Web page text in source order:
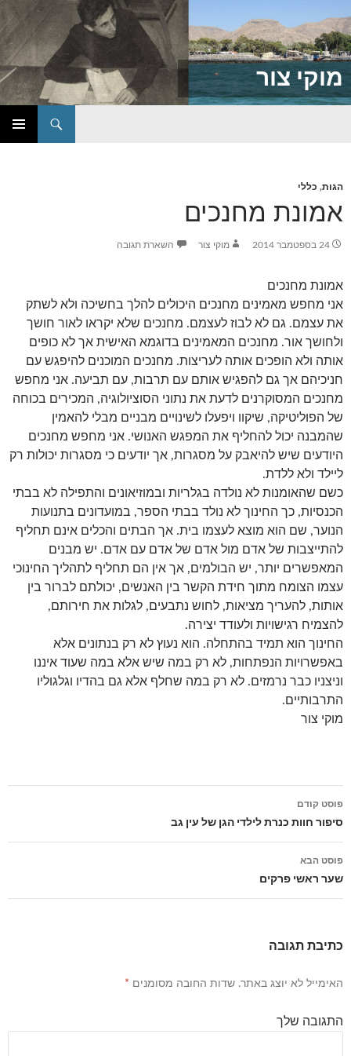
מוקי צור
הגות, כללי
אמונת מחנכים
24 בספטמבר 2014 מוקי צור השארת תגובה
אמונת מחנכים
אני מחפש מאמינים מחנכים היכולים להלך בחשיכה ולא לשתק
את עצמם. גם לא לבוז לעצמם. מחנכים שלא יקראו לאור חושך
ולחושך אור. מחנכים המאמינים בדוגמא האישית אך לא כופים
אותה ולא הופכים אותה לעריצות. מחנכים המוכנים להיפגש עם
חניכיהם אך גם להפגיש אותם עם תרבות, עם תביעה. אני מחפש
מחנכים המסוקרנים לדעת את נתוני הסוציולוגיה, המכירים בכוחה
של הפוליטיקה, שיקוו ויפעלו לשינויים מבניים מבלי להאמין
שהמבנה יכול להחליף את המפגש האנושי. אני מחפש מחנכים
היודעים שיש להיאבק על מסגרות, אך יודעים כי מסגרות יכולות רק
ליילד ולא ללדת.
כשם שהאומנות לא נולדה בגלריות ובמוזיאונים והתפילה לא בבתי
הכנסיות, כך החינוך לא נולד בבתי הספר, במועדונים בתנועות
הנוער, שם הוא מוצא לעצמו בית. אך הבתים והכלים אינם תחליף
להתייצבות של אדם מול אדם של אדם עם אדם. יש מבנים
המאפשרים יותר, יש הבולמים, אך אין הם תחליף לתהליך החינוכי
עצמו הצומח מתוך חידת הקשר בין האנשים, יכולתם לברור בין
אותות, להעריך מציאות, לחוש נתבעים, לגלות את חירותם,
להצמיח רגישויות ולעודד יצירה.
החינוך הוא תמיד בהתחלה. הוא נעוץ לא רק בנתונים אלא
באפשרויות הנפתחות, לא רק במה שיש אלא במה שעוד איננו
וניצניו כבר נרמזים. לא רק במה שחלף אלא גם בהדיו וגלגוליו
התרבותיים.
מוקי צור
ניווט
פוסטים
פוסט קודם
סיפור חוות כנרת לילדי הגן של עין גב
פוסט הבא
שער ראשי פרקים
כתיבת תגובה
האימייל לא יוצג באתר. שדות החובה מסומנים *
התגובה שלך